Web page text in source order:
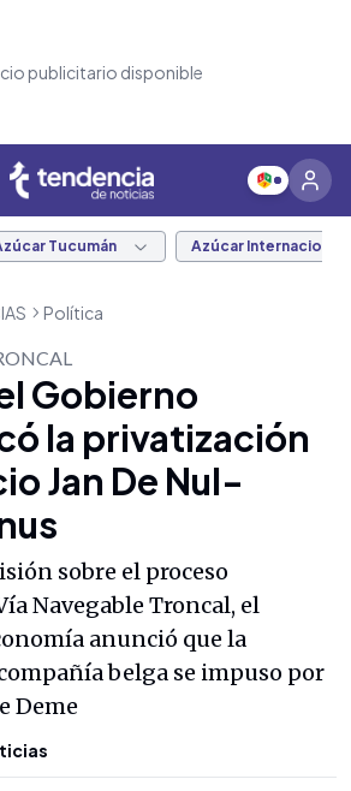
publicitario disponible
Tucumán Azúcar Internacional
Política
Gobierno
la privatización
Jan De Nul-
sobre el proceso
Navegable Troncal, el
anunció que la
belga se impuso por
Deme